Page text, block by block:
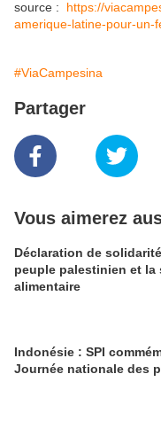
source : https://
amerique-latine-pour-un-
#ViaCampesina
Partager
Vous aimerez
Déclaration de
peuple palestinien et la
alimentaire
Indonésie : SPI
Journée nationale des